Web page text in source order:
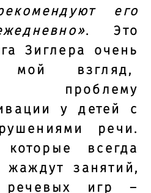
его
. Это
Зиглера очень
взгляд,
проблему
у детей с
речи.
всегда
жаждут занятий,
речевых игр –